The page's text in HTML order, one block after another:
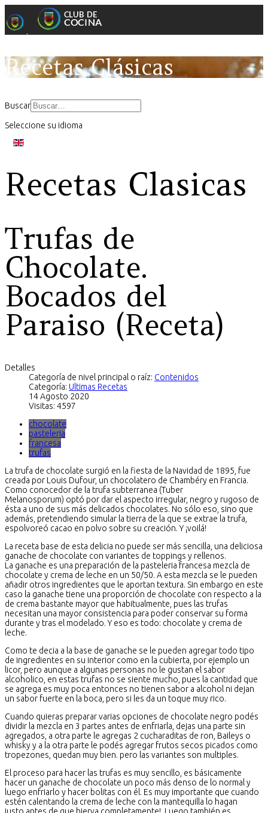
Recetas Clásicas
Buscar
Seleccione su idioma
Recetas Clasicas
Trufas de
Chocolate.
Bocados del
Paraiso (Receta)
Detalles
Categoría de nivel principal o raíz: Contenidos
Categoría: Ultimas Recetas
14 Agosto 2020
Visitas: 4597
chocolate
pasteleria
francesa
trufas
La trufa de chocolate surgió en la fiesta de la Navidad de 1895, fue
creada por Louis Dufour, un chocolatero de Chambéry en Francia.
Como conocedor de la trufa subterranea (Tuber
Melanosporum) optó por dar el aspecto irregular, negro y rugoso de
ésta a uno de sus más delicados chocolates. No sólo eso, sino que
además, pretendiendo simular la tierra de la que se extrae la trufa,
espolvoreó cacao en polvo sobre su creación. Y ¡voilá!
La receta base de esta delicia no puede ser más sencilla, una deliciosa
ganache de chocolate con variantes de toppings y rellenos.
La ganache es una preparación de la pasteleria francesa mezcla de
chocolate y crema de leche en un 50/50. A esta mezcla se le pueden
añadir otros ingredientes que le aportan textura. Sin embargo en este
caso la ganache tiene una proporción de chocolate con respecto a la
de crema bastante mayor que habitualmente, pues las trufas
necesitan una mayor consistencia para poder conservar su forma
durante y tras el modelado. Y eso es todo: chocolate y crema de
leche.
Como te decia a la base de ganache se le pueden agregar todo tipo
de ingredientes en su interior como en la cubierta, por ejemplo un
licor, pero aunque a algunas personas no le gustan el sabor
alcoholico, en estas trufas no se siente mucho, pues la cantidad que
se agrega es muy poca entonces no tienen sabor a alcohol ni dejan
un sabor fuerte en la boca, pero si les da un toque muy rico.
Cuando quieras preparar varias opciones de chocolate negro podés
dividir la mezcla en 3 partes antes de enfriarla, dejas una parte sin
agregados, a otra parte le agregas 2 cucharaditas de ron, Baileys o
whisky y a la otra parte le podés agregar frutos secos picados como
tropezones, quedan muy bien. pero las variantes son multiples.
El proceso para hacer las trufas es muy sencillo, es básicamente
hacer un ganache de chocolate un poco más denso de lo normal y
luego enfriarlo y hacer bolitas con él. Es muy importante que cuando
estén calentando la crema de leche con la mantequilla lo hagan